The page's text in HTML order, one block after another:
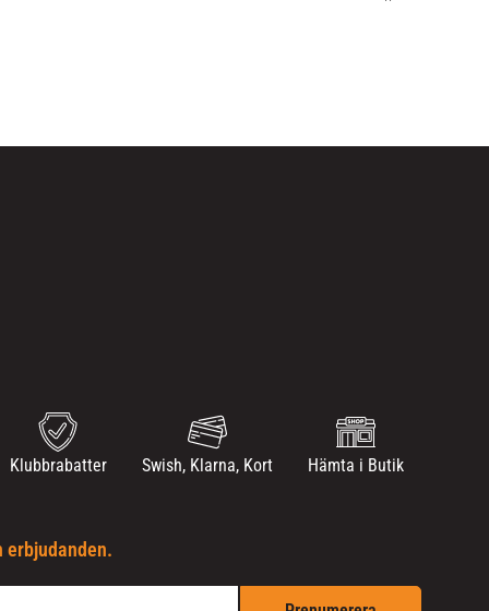
Klubbrabatter Swish, Klarna, Kort Hämta i Butik
erbjudanden.